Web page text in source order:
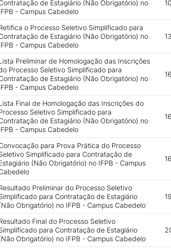
de Estagiário (Não Obrigatório) no
- Campus Cabedelo
o Processo Seletivo Simplificado para
de Estagiário (Não Obrigatório) no
- Campus Cabedelo
Preliminar de Homologação das Inscrições
Processo Seletivo Simplificado para
de Estagiário (Não Obrigatório) no
- Campus Cabedelo
Final de Homologação das Inscrições do
Seletivo Simplificado para
de Estagiário (Não Obrigatório) no
- Campus Cabedelo
para Prova Prática do Processo
Simplificado para Contratação de
(Não Obrigatório) no IFPB - Campus
Preliminar do Processo Seletivo
para Contratação de Estagiário
Obrigatório) no IFPB - Campus Cabedelo
Final do Processo Seletivo
para Contratação de Estagiário
Obrigatório) no IFPB - Campus Cabedelo